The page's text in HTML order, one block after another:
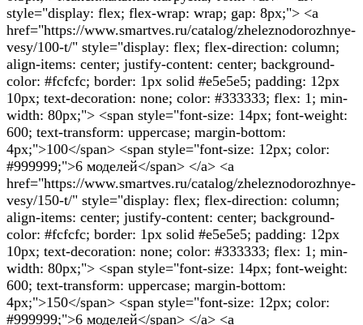
style="display: flex; flex-wrap: wrap; gap: 8px;"> <a
href="https://www.smartves.ru/catalog/zheleznodorozhnye-
vesy/100-t/" style="display: flex; flex-direction: column;
align-items: center; justify-content: center; background-
color: #fcfcfc; border: 1px solid #e5e5e5; padding: 12px
10px; text-decoration: none; color: #333333; flex: 1; min-
width: 80px;"> <span style="font-size: 14px; font-weight:
600; text-transform: uppercase; margin-bottom:
4px;">100</span> <span style="font-size: 12px; color:
#999999;">6 моделей</span> </a> <a
href="https://www.smartves.ru/catalog/zheleznodorozhnye-
vesy/150-t/" style="display: flex; flex-direction: column;
align-items: center; justify-content: center; background-
color: #fcfcfc; border: 1px solid #e5e5e5; padding: 12px
10px; text-decoration: none; color: #333333; flex: 1; min-
width: 80px;"> <span style="font-size: 14px; font-weight:
600; text-transform: uppercase; margin-bottom:
4px;">150</span> <span style="font-size: 12px; color:
#999999;">6 моделей</span> </a> <a